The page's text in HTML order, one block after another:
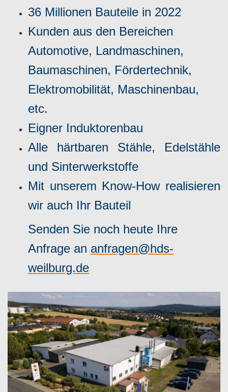
36 Millionen Bauteile in 2022
Kunden aus den Bereichen
Automotive, Landmaschinen,
Baumaschinen, Fördertechnik,
Elektromobilität, Maschinenbau,
etc.
Eigner Induktorenbau
Alle härtbaren Stähle, Edelstähle
und Sinterwerkstoffe
Mit unserem Know-How realisieren
wir auch Ihr Bauteil
Senden Sie noch heute Ihre
Anfrage an anfragen@hds-
weilburg.de